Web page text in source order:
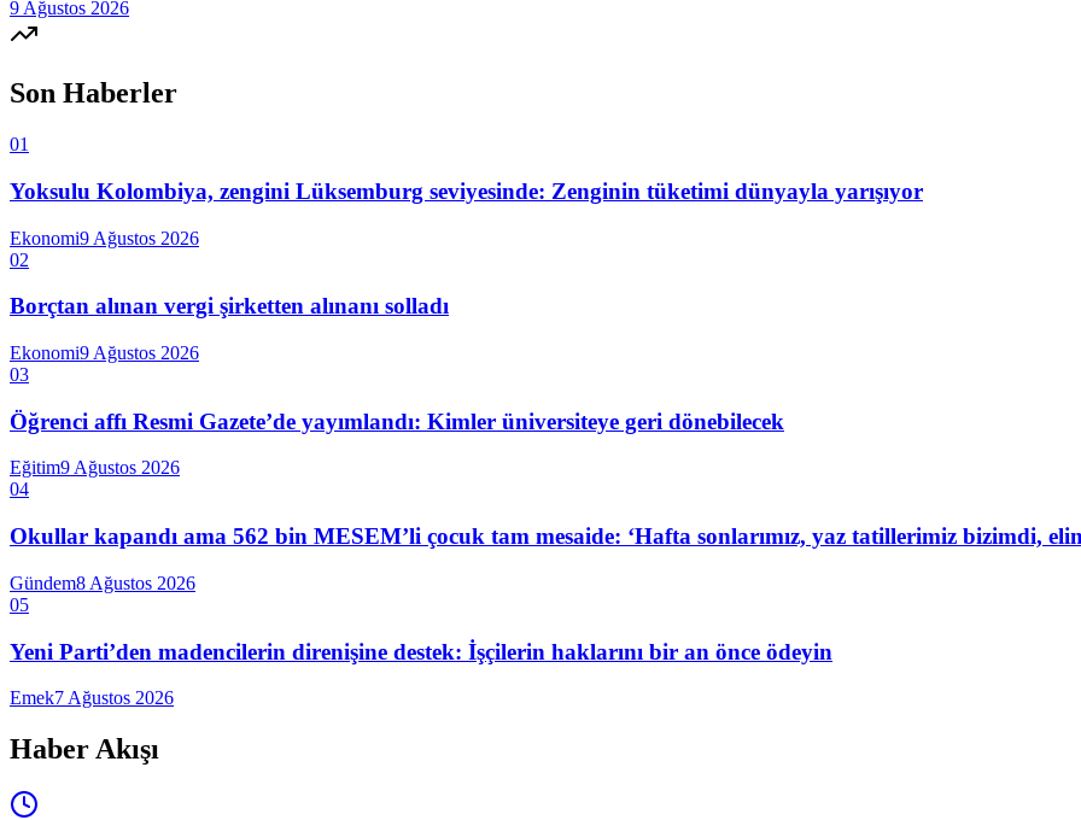
9 Ağustos 2026
Son Haberler
01
Yoksulu Kolombiya, zengini Lüksemburg seviyesinde: Zenginin tüketimi dünyayla yarışıyor
Ekonomi9 Ağustos 2026
02
Borçtan alınan vergi şirketten alınanı solladı
Ekonomi9 Ağustos 2026
03
Öğrenci affı Resmi Gazete’de yayımlandı: Kimler üniversiteye geri dönebilecek
Eğitim9 Ağustos 2026
04
Okullar kapandı ama 562 bin MESEM’li çocuk tam mesaide: ‘Hafta sonlarımız, yaz tatillerimiz bizimdi,
Gündem8 Ağustos 2026
05
Yeni Parti’den madencilerin direnişine destek: İşçilerin haklarını bir an önce ödeyin
Emek7 Ağustos 2026
Haber Akışı